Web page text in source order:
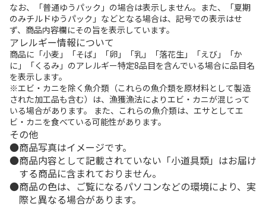
なお、「普通ゆうパック」の場合は表示しません。また、「夏期
のみチルドゆうパック」などとなる場合は、記号での表示はせ
ず、商品内容欄にその旨を表示しています。
アレルギー情報について
商品に「小麦」「そば」「卵」「乳」「落花生」「えび」「か
に」「くるみ」のアレルギー特定8品目を含んでいる場合に品目名
を表示します。
※エビ・カニを除く魚介類（これらの魚介類を原材料として製造
された加工品も含む）は、漁獲漁法によりエビ・カニが混じって
いる場合があります。 また、これらの魚介類は、エサとしてエ
ビ・カニを食べている可能性があります。
その他
商品写真はイメージです。
商品内容として記載されていない「小道具類」はお届け
する商品に含まれておりません。
商品の色は、ご覧になるパソコンなどの環境により、実
際と異なる場合があります。